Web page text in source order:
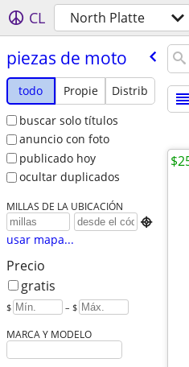
CL North Platte
piezas de moto
todo Propie
Distrib
buscar solo títulos
anuncio con foto
publicado hoy
ocultar duplicados
MILLAS DE LA UBICACIÓN

usar mapa...
Precio
gratis
$ – $
MARCA Y MODELO